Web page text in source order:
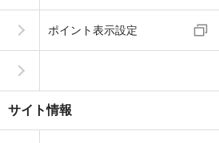
ポイント表示設定
サイト情報